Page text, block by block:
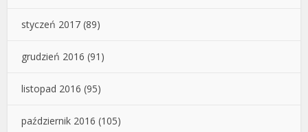
styczeń 2017 (89)
grudzień 2016 (91)
listopad 2016 (95)
październik 2016 (105)